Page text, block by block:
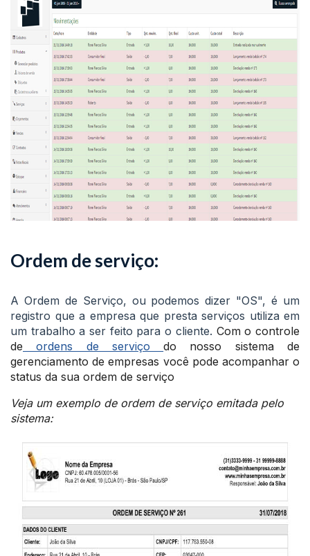
Ordem de serviço:
A Ordem de Serviço, ou podemos dizer "OS", é um
registro que a empresa que presta serviços utiliza em
um trabalho a ser feito para o cliente. Com o controle
de ordens de serviçodo nosso sistema
de
gerenciamento de empresas você pode acompanhar o
status da sua ordem de serviço
Veja um exemplo de ordem de serviço emitada pelo
sistema: